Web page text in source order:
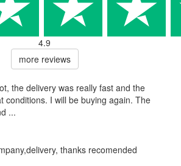
correo electrónico. Solo se utiliza para enviar una